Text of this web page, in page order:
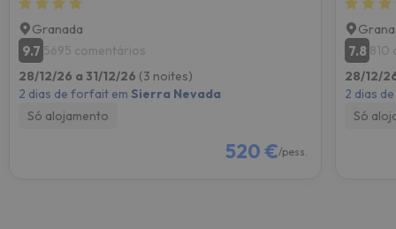
Granada
9.7 5695 comentários
28/12/26 a 31/12/26 (3 noites)
2 dias de forfait em Sierra Nevada
Só alojamento
520 €/pess.
7.8 810
28/12/
2 dias
Só